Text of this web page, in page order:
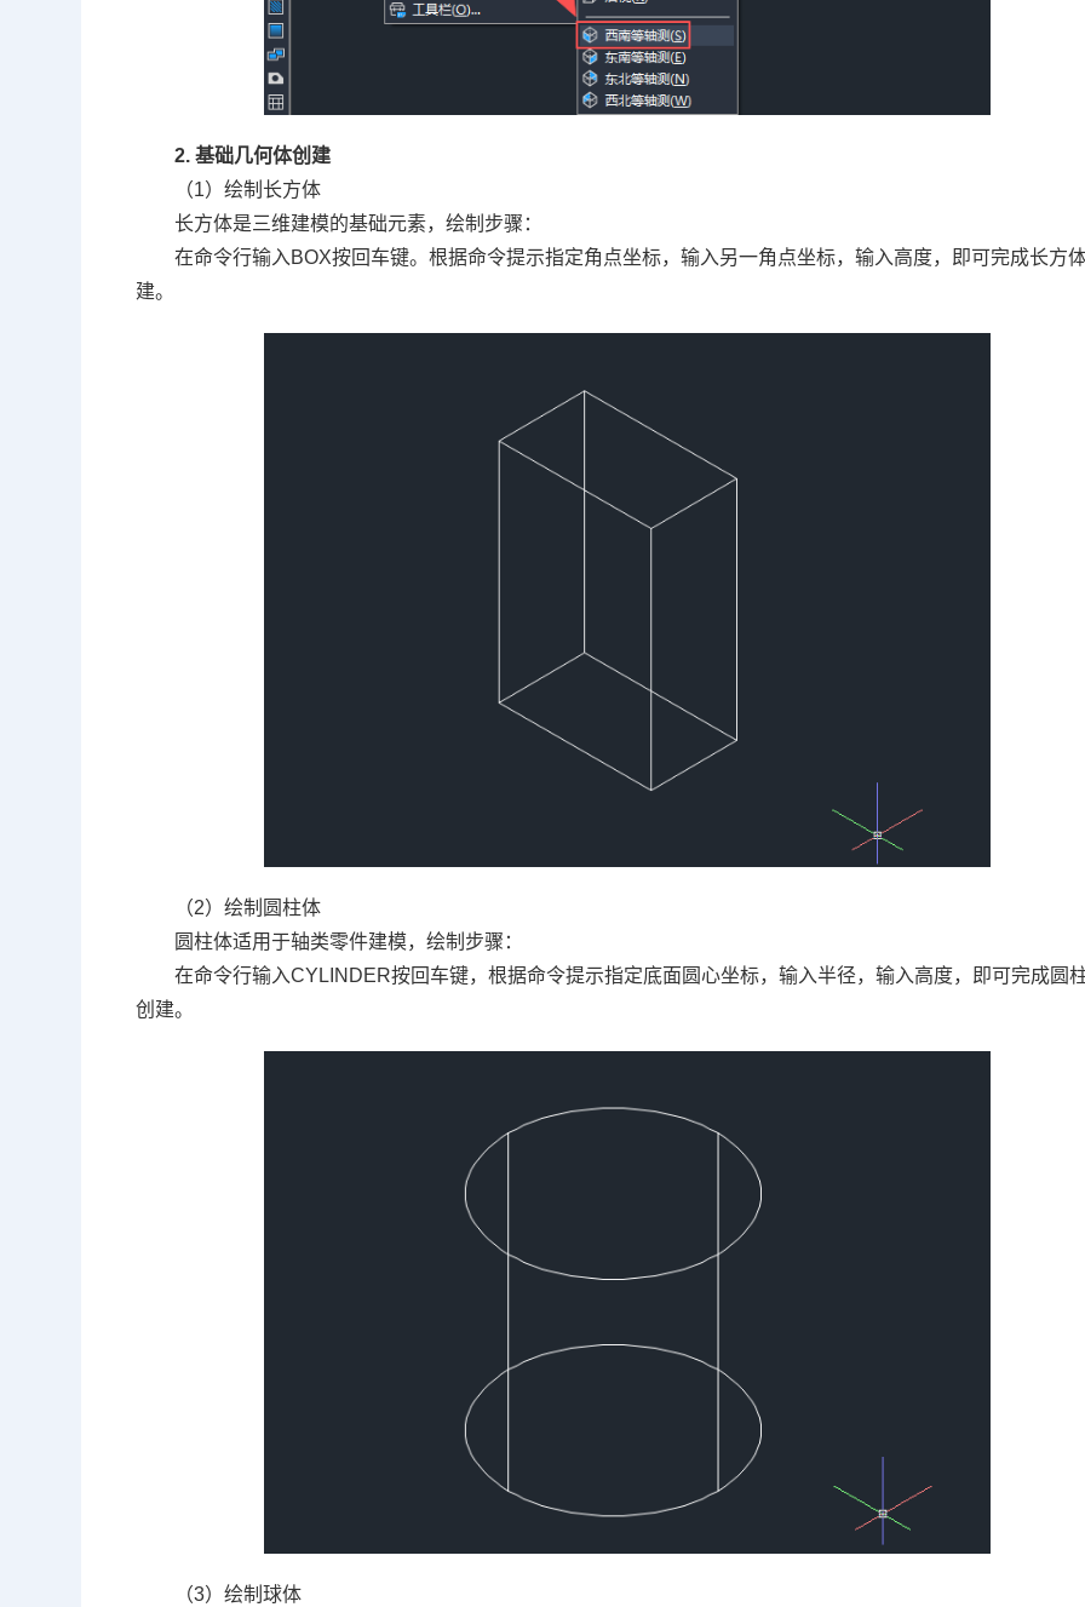
2. 基础几何体创建
（1）绘制长方体
长方体是三维建模的基础元素，绘制步骤：
在命令行输入BOX按回车键。根据命令提示指定角点坐标，输入另一角点坐标，输入高度，即可完成长方
建。
（2）绘制圆柱体
圆柱体适用于轴类零件建模，绘制步骤：
在命令行输入CYLINDER按回车键，根据命令提示指定底面圆心坐标，输入半径，输入高度，即可完成圆
创建。
（3）绘制球体